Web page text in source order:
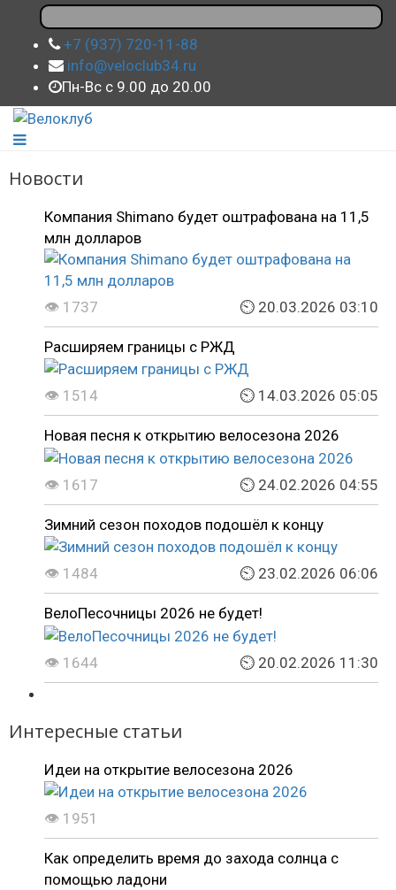
+7 (937) 720-11-88
info@veloclub34.ru
Пн-Вс с 9.00 до 20.00
Новости
Компания Shimano будет оштрафована на 11,5
млн долларов
👁 1737 ⏲ 20.03.2026 03:10
Расширяем границы с РЖД
👁 1514 ⏲ 14.03.2026 05:05
Новая песня к открытию велосезона 2026
👁 1617 ⏲ 24.02.2026 04:55
Зимний сезон походов подошёл к концу
👁 1484 ⏲ 23.02.2026 06:06
ВелоПесочницы 2026 не будет!
👁 1644 ⏲ 20.02.2026 11:30
Интересные статьи
Идеи на открытие велосезона 2026
👁 1951
Как определить время до захода солнца с
помощью ладони